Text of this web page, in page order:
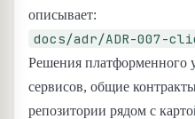
описывает:
docs/adr/ADR-007-
Решения
сервисов, общие
репозитории рядом с